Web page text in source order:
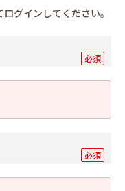
グインしてください。